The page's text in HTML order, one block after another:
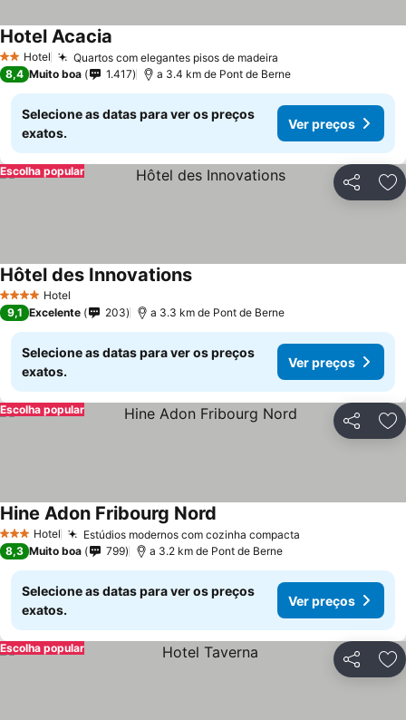
2 Estrelas
Hotel Quartos com elegantes pisos de madeira
Hotel Acacia
8,4 Muito boa 1.417 a 3.4 km de Pont de Berne
Selecione as datas para ver os preços
exatos.
Ver preços
Partilhar
Escolha popular
4 EstrelasHotel
Hôtel des Innovations
9,1 Excelente 203 a 3.3 km de Pont de Berne
Selecione as datas para ver os preços
exatos.
Ver preços
Partilhar
Escolha popular
3 EstrelasHotel Estúdios modernos com cozinha compacta
Hine Adon Fribourg Nord
8,3 Muito boa 799 a 3.2 km de Pont de Berne
Selecione as datas para ver os preços
exatos.
Ver preços
Partilhar
Escolha popular